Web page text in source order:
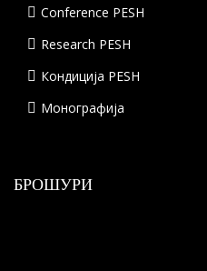
Conference PESH
Research PESH
Кондиција PESH
Монографија
БРОШУРИ